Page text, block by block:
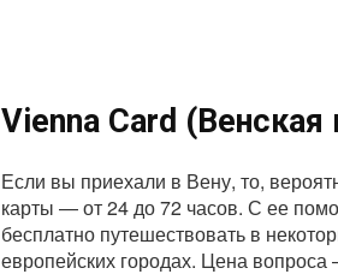
Vienna Card (Венская
Если вы приехали в Вену, то,
карты — от 24 до 72 часов. С ее
бесплатно путешествовать в
европейских городах. Цена вопроса